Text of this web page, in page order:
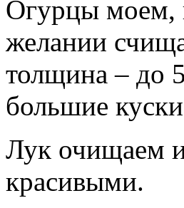
Огурцы моем,
желании
толщина – до
большие
Лук очищаем
красивыми.